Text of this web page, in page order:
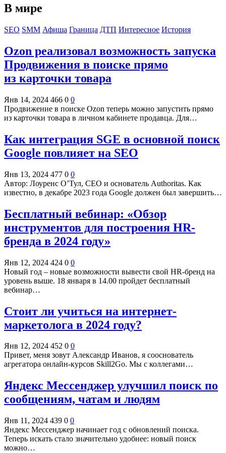
В мире
SEO SMM Афиша Граница ДТП Интересное История
Ozon реализовал возможность запуска
Продвижения в поиске прямо
из карточки товара
Янв 14, 2024 466 0 0
Продвижение в поиске Ozon теперь можно запустить прямо
из карточки товара в личном кабинете продавца. Для…
Как интеграция SGE в основной поиск
Google повлияет на SEO
Янв 13, 2024 477 0 0
Автор: Лоуренс О’Тул, CEO и основатель Authoritas. Как
известно, в декабре 2023 года Google должен был завершить…
Бесплатный вебинар: «Обзор
инструментов для построения HR-
бренда в 2024 году»
Янв 12, 2024 424 0 0
Новый год – новые возможности вывести свой HR-бренд на
уровень выше. 18 января в 14.00 пройдет бесплатный
вебинар…
Стоит ли учиться на интернет-
маркетолога в 2024 году?
Янв 12, 2024 452 0 0
Привет, меня зовут Александр Иванов, я сооснователь
агрегатора онлайн-курсов Skill2Go. Мы с коллегами…
Яндекс Мессенджер улучшил поиск по
сообщениям, чатам и людям
Янв 11, 2024 439 0 0
Яндекс Мессенджер начинает год с обновлений поиска.
Теперь искать стало значительно удобнее: новый поиск
можно…